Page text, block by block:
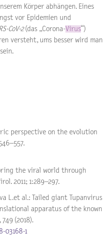
Körper abhängen. Eines
vor Epidemien und
CoV-2(das „Corona-Virus“)
versteht, ums besser wird man
perspective on the evolution
the viral world through
2011; 1:289–297.
L.et al.: Tailed giant Tupanvirus
apparatus of the known
(2018).
03168-1